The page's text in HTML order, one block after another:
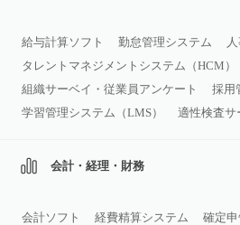
給与計算ソフト 勤怠管理システム
タレントマネジメントシステム（HCM）
組織サーベイ・従業員アンケート
採用
学習管理システム（LMS）
適性検査サ
会計・経理・財務
会計ソフト 経費精算システム
確定申